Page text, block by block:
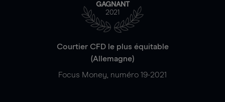
GAGNANT
2021
Courtier CFD le plus équitable
(Allemagne)
Focus Money, numéro 19-2021